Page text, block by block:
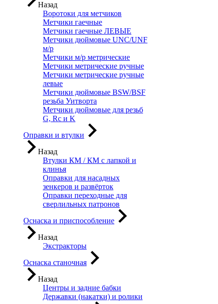
Назад
Воротоки для метчиков
Метчики гаечные
Метчики гаечные ЛЕВЫЕ
Метчики дюймовые UNC/UNF
м/р
Метчики м/р метрические
Метчики метрические ручные
Метчики метрические ручные
левые
Метчики дюймовые BSW/BSF
резьба Уитворта
Метчики дюймовые для резьб
G, Rc и K
Оправки и втулки
Назад
Втулки КМ / КМ с лапкой и
клинья
Оправки для насадных
зенкеров и развёрток
Оправки переходные для
сверлильных патронов
Оснаска и приспособление
Назад
Экстракторы
Оснаска станочная
Назад
Центры и задние бабки
Державки (накатки) и ролики